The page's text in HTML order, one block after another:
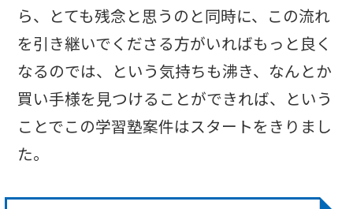
ら、とても残念と思うのと同時に、この流れ
を引き継いでくださる方がいればもっと良く
なるのでは、という気持ちも沸き、なんとか
買い手様を見つけることができれば、という
ことでこの学習塾案件はスタートをきりまし
た。